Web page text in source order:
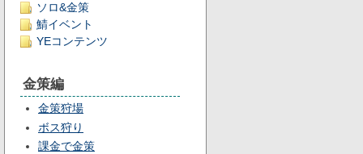
ソロ&金策
鯖イベント
YEコンテンツ
金策編
金策狩場
ボス狩り
課金で金策